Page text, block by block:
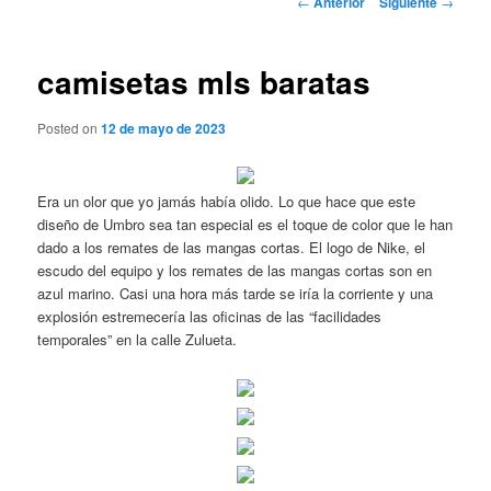
camisetas mls baratas
Posted on12 de mayo de 2023
Era un olor que yo jamás había olido. Lo que hace que este
diseño de Umbro sea tan especial es el toque de color que le han
dado a los remates de las mangas cortas. El logo de Nike, el
escudo del equipo y los remates de las mangas cortas son en
azul marino. Casi una hora más tarde se iría la corriente y una
explosión estremecería las oficinas de las “facilidades
temporales” en la calle Zulueta.